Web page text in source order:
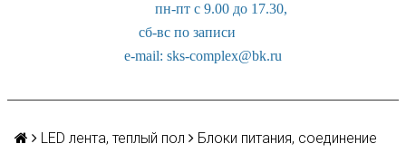
пн-пт с 9.00 до 17.30,
сб-вс по записи
e-mail: sks-complex@bk.ru
LED лента, теплый пол Блоки питания, соединение